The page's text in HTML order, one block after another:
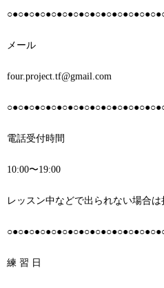
メール
four.project.tf@gmail.com
電話受付時間
10:00〜19:00
レッスン中などで出られない場合は
練 習 日